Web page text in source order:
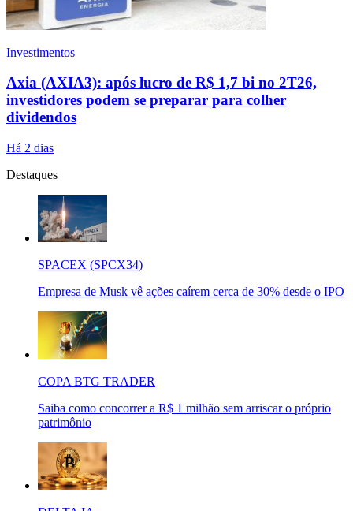
Investimentos
Axia (AXIA3): após lucro de R$ 1,7 bi no 2T26,
investidores podem se preparar para colher
dividendos
Há 2 dias
Destaques
SPACEX (SPCX34)
Empresa de Musk vê ações caírem cerca de 30% desde o IPO
COPA BTG TRADER
Saiba como concorrer a R$ 1 milhão sem arriscar o próprio
patrimônio